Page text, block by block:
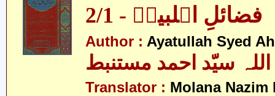
فضائلِ اہلبیتؑ - 2/1
Author : Ayatullah Syed
سیّد احمد مستنبط
Translator : Molana